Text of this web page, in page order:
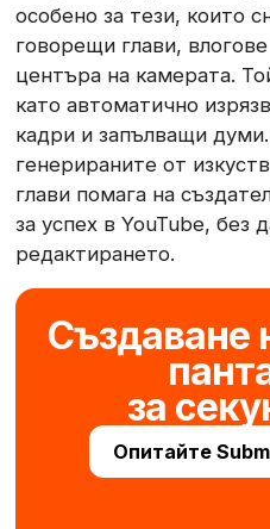
особено за тези, които
говорещи глави,
центъра на камерата.
като автоматично
кадри и запълващи
генерираните от
глави помага на
за успех в YouTube, без
редактирането.
Създаване
за
Опитайте